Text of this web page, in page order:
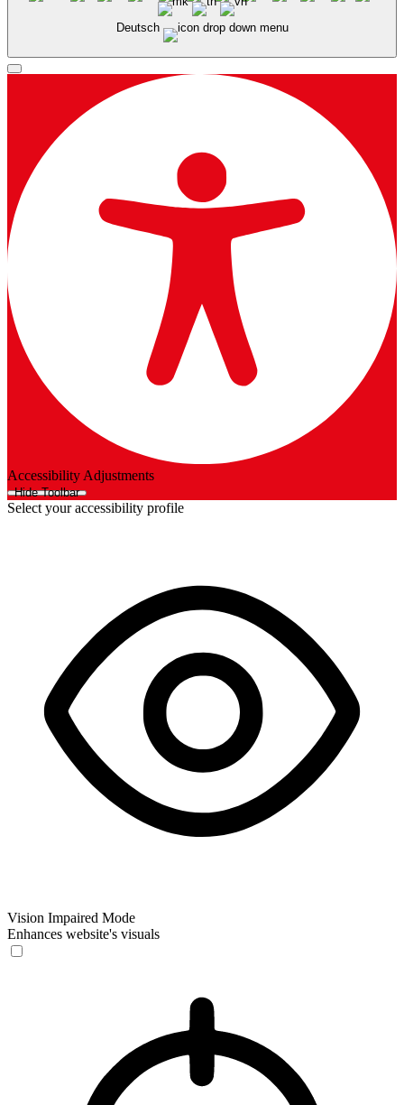
Deutsch
Accessibility Adjustments
Hide Toolbar
Select your accessibility profile
Vision Impaired Mode
Enhances website's visuals